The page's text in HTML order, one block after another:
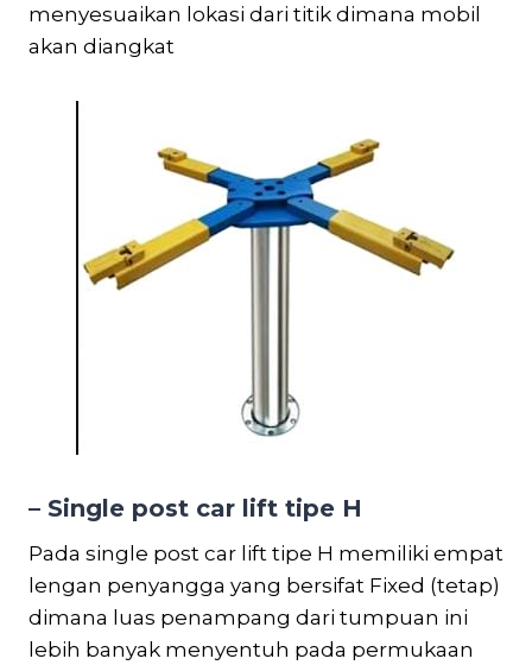
menyesuaikan lokasi dari titik dimana mobil
akan diangkat
– Single post car lift tipe H
Pada single post car lift tipe H memiliki empat
lengan penyangga yang bersifat Fixed (tetap)
dimana luas penampang dari tumpuan ini
lebih banyak menyentuh pada permukaan